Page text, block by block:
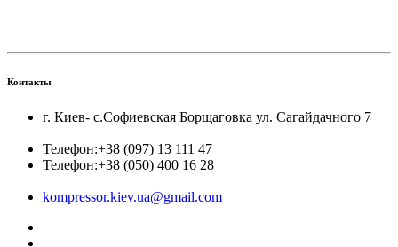
Контакты
г. Киев- с.Софиевская Борщаговка ул. Сагайдачного 7
Телефон:+38 (097) 13 111 47
Телефон:+38 (050) 400 16 28
kompressor.kiev.ua@gmail.com